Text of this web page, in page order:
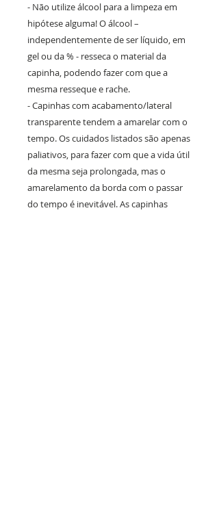
- Não utilize álcool para a limpeza em
hipótese alguma! O álcool –
independentemente de ser líquido, em
gel ou da % - resseca o material da
capinha, podendo fazer com que a
mesma resseque e rache.
- Capinhas com acabamento/lateral
transparente tendem a amarelar com o
tempo. Os cuidados listados são apenas
paliativos, para fazer com que a vida útil
da mesma seja prolongada, mas o
amarelamento da borda com o passar
do tempo é inevitável. As capinhas